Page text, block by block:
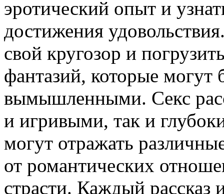
эротический опыт и
достижения
свой кругозор и
фантазий, которые могут
вымышленными. Секс
и игривыми, так и
могут отражать
от романтических
страсти. Каждый